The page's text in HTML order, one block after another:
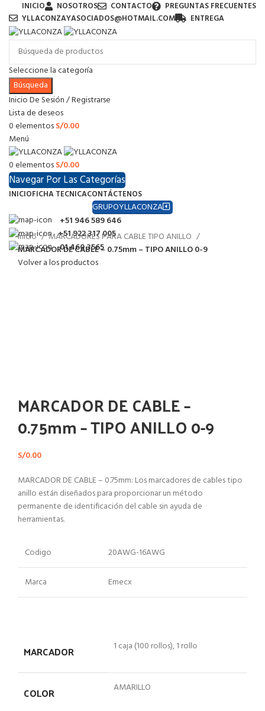
INICIO NOSOTROS CONTACTO
PREGUNTAS FRECUENTES
YLLACONZAYASOCIADOS@HOTMAIL.COM
ENTREGA
Seleccione la categoría
Búsqueda
Inicio De Sesión / Registrarse
Lista de deseos
0elementosS/0.00
Menú
0elementosS/0.00
Navegar Por Las Categorías
INICIOFICHA TECNICACONTÁCTENOS
GRUPOYLLACONZA
+51 946 589 646
+51 922 317 005
01 460 3565
Inicio
MARCADORES PARA CABLE TIPO ANILLO
MARCADOR DE CABLE – 0.75mm – TIPO ANILLO 0-9
Volver a los productos
MARCADOR DE CABLE –
0.75mm – TIPO ANILLO 0-9
S/0.00
MARCADOR DE CABLE – 0.75mm: Los marcadores de cables tipo
anillo están diseñados para proporcionar un método
permanente de identificación del cable sin ayuda de
herramientas.
Codigo 20AWG-16AWG
Marca Emecx
MARCADOR 1 caja (100 rollos), 1 rollo
COLOR AMARILLO